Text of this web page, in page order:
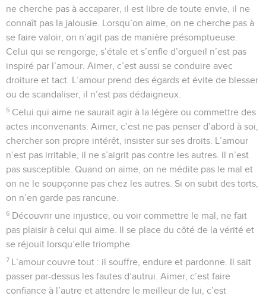
ne cherche pas à accaparer, il est libre de toute envie, il ne
connaît pas la jalousie. Lorsqu’on aime, on ne cherche pas à
se faire valoir, on n’agit pas de manière présomptueuse.
Celui qui se rengorge, s’étale et s’enfle d’orgueil n’est pas
inspiré par l’amour. Aimer, c’est aussi se conduire avec
droiture et tact. L’amour prend des égards et évite de blesser
ou de scandaliser, il n’est pas dédaigneux.
5 Celui qui aime ne saurait agir à la légère ou commettre des
actes inconvenants. Aimer, c’est ne pas penser d’abord à soi,
chercher son propre intérêt, insister sur ses droits. L’amour
n’est pas irritable, il ne s’aigrit pas contre les autres. Il n’est
pas susceptible. Quand on aime, on ne médite pas le mal et
on ne le soupçonne pas chez les autres. Si on subit des torts,
on n’en garde pas rancune.
6 Découvrir une injustice, ou voir commettre le mal, ne fait
pas plaisir à celui qui aime. Il se place du côté de la vérité et
se réjouit lorsqu’elle triomphe.
7 L’amour couvre tout : il souffre, endure et pardonne. Il sait
passer par-dessus les fautes d’autrui. Aimer, c’est faire
confiance à l’autre et attendre le meilleur de lui, c’est